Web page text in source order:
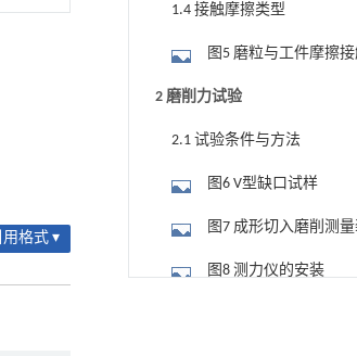
用格式 ▾
1.4 接触摩擦类型
图5 磨粒与工件摩擦
2 磨削力试验
2.1 试验条件与方法
图6 V型缺口试样
图7 成形切入磨削测
图8 测力仪的安装